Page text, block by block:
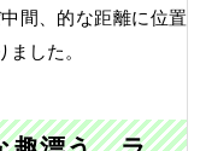
間、的な距離に位置
した。